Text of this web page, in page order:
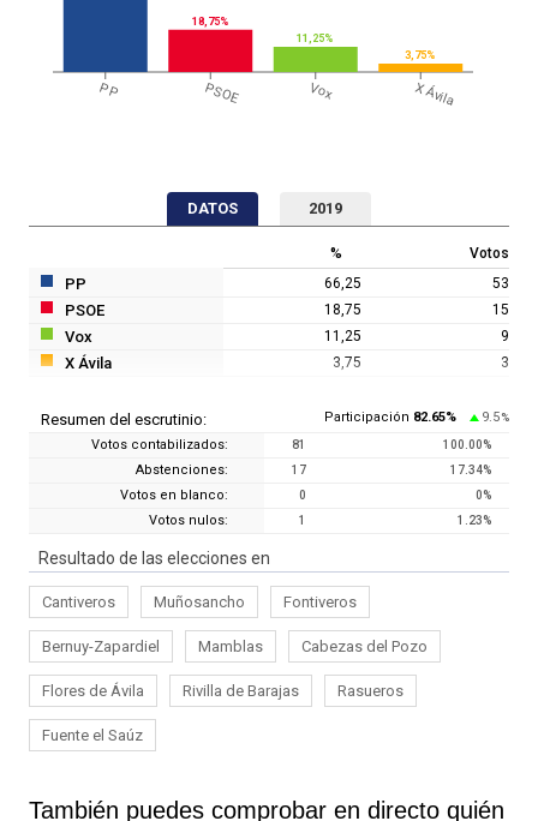
PP PSOE Vox X Ávila
18,75%
11,25%
3,75%
DATOS 2019
% Votos
PP 66,25 53
PSOE 18,75 15
Vox 11,25 9
X Ávila 3,75 3
Resumen del escrutinio: Participación 82.65% 9.5 %
Votos contabilizados: 81 100.00%
Abstenciones: 17 17.34%
Votos en blanco: 0 0%
Votos nulos: 1 1.23%
Resultado de las elecciones en
Cantiveros Muñosancho Fontiveros
Bernuy-Zapardiel Mamblas Cabezas del Pozo
Flores de Ávila Rivilla de Barajas Rasueros
Fuente el Saúz
También puedes comprobar en directo quién